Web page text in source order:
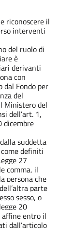
riconoscere il
interventi
del ruolo di
è
derivanti
con
Fondo per
del
Ministero del
dell’art. 1,
dicembre
suddetta
definiti
27
comma, il
persona che
parte
sesso, o
20
affine entro il
dall’articolo